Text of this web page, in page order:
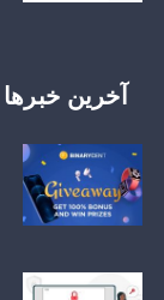
آخرین خبرها